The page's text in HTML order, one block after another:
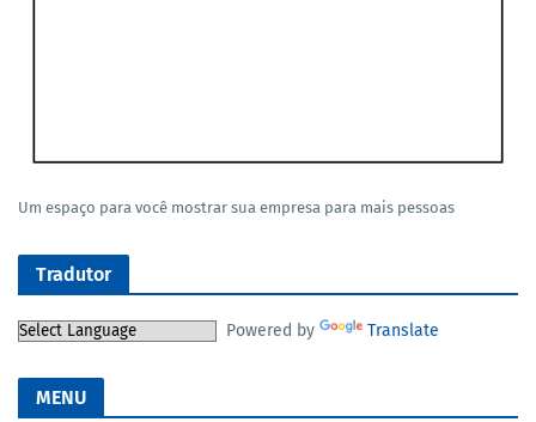
Um espaço para você mostrar sua empresa para mais pessoas
Tradutor
Powered by Translate
MENU